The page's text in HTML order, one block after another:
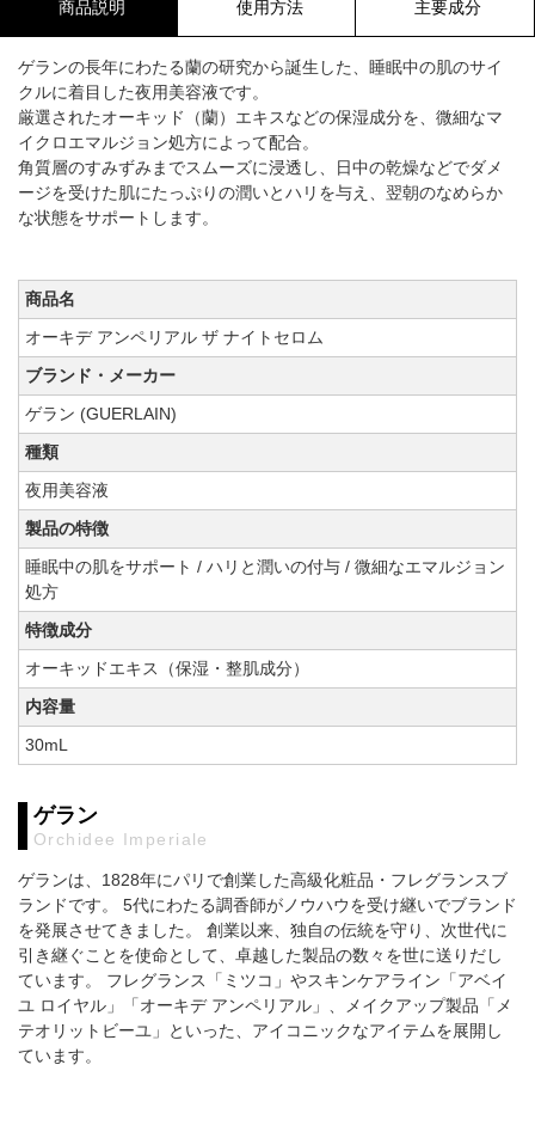
商品説明 使用方法 主要成分
ゲランの長年にわたる蘭の研究から誕生した、睡眠中の肌のサイ
クルに着目した夜用美容液です。
厳選されたオーキッド（蘭）エキスなどの保湿成分を、微細なマ
イクロエマルジョン処方によって配合。
角質層のすみずみまでスムーズに浸透し、日中の乾燥などでダメ
ージを受けた肌にたっぷりの潤いとハリを与え、翌朝のなめらか
な状態をサポートします。
商品名
オーキデ アンペリアル ザ ナイトセロム
ブランド・メーカー
ゲラン (GUERLAIN)
種類
夜用美容液
製品の特徴
睡眠中の肌をサポート / ハリと潤いの付与 / 微細なエマルジョン
処方
特徴成分
オーキッドエキス（保湿・整肌成分）
内容量
30mL
ゲラン
Orchidee Imperiale
ゲランは、1828年にパリで創業した高級化粧品・フレグランスブ
ランドです。 5代にわたる調香師がノウハウを受け継いでブランド
を発展させてきました。 創業以来、独自の伝統を守り、次世代に
引き継ぐことを使命として、卓越した製品の数々を世に送りだし
ています。 フレグランス「ミツコ」やスキンケアライン「アベイ
ユ ロイヤル」「オーキデ アンペリアル」、メイクアップ製品「メ
テオリットビーユ」といった、アイコニックなアイテムを展開し
ています。